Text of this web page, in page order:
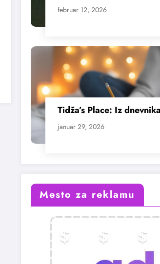
februar 12, 2026
Tidža’s Place: Iz dnevnika
januar 29, 2026
Mesto za reklamu